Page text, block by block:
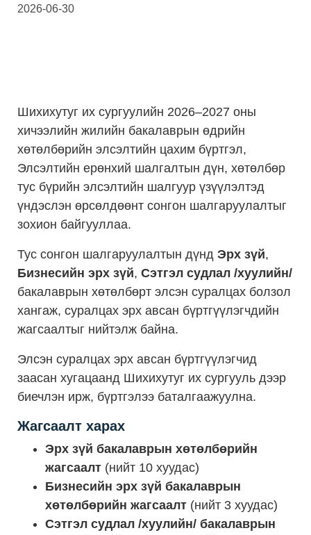
2026-06-30
Шихихутуг их сургуулийн 2026–2027 оны
хичээлийн жилийн бакалаврын өдрийн
хөтөлбөрийн элсэлтийн цахим бүртгэл,
Элсэлтийн ерөнхий шалгалтын дүн, хөтөлбөр
тус бүрийн элсэлтийн шалгуур үзүүлэлтэд
үндэслэн өрсөлдөөнт сонгон шалгаруулалтыг
зохион байгууллаа.
Тус сонгон шалгаруулалтын дүнд Эрх зүй,
Бизнесийн эрх зүй, Сэтгэл судлал /хуулийн/
бакалаврын хөтөлбөрт элсэн суралцах болзол
хангаж, суралцах эрх авсан бүртгүүлэгчдийн
жагсаалтыг нийтэлж байна.
Элсэн суралцах эрх авсан бүртгүүлэгчид
заасан хугацаанд Шихихутуг их сургууль дээр
биечлэн ирж, бүртгэлээ баталгаажуулна.
Жагсаалт харах
Эрх зүй бакалаврын хөтөлбөрийн
жагсаалт (нийт 10 хуудас)
Бизнесийн эрх зүй бакалаврын
хөтөлбөрийн жагсаалт (нийт 3 хуудас)
Сэтгэл судлал /хуулийн/ бакалаврын